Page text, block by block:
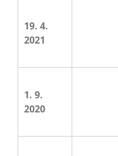
19. 4.
2021
1. 9.
2020